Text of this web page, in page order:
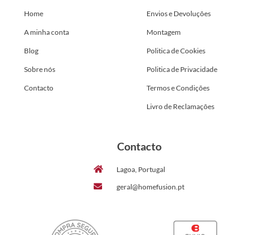
Home
A minha conta
Blog
Sobre nós
Contacto
Envios e Devoluções
Montagem
Politica de Cookies
Politica de Privacidade
Termos e Condições
Livro de Reclamações
Contacto
Lagoa, Portugal
geral@homefusion.pt